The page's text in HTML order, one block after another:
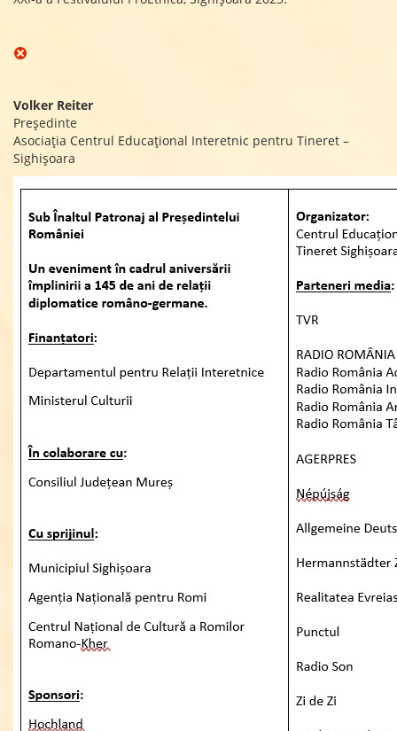
Volker Reiter
Președinte
Asociația Centrul Educațional Interetnic pentru Tineret –
Sighișoara